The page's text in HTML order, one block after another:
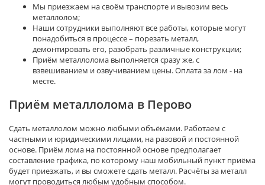
Мы приезжаем на своём транспорте и вывозим весь
металлолом;
Наши сотрудники выполняют все работы, которые могут
понадобиться в процессе – порезать металл,
демонтировать его, разобрать различные конструкции;
Приём металлолома выполняется сразу же, с
взвешиванием и озвучиванием цены. Оплата за лом - на
месте.
Приём металлолома в Перово
Сдать металлолом можно любыми объёмами. Работаем с
частными и юридическими лицами, на разовой и постоянной
основе. Приём лома на постоянной основе предполагает
составление графика, по которому наш мобильный пункт приёма
будет приезжать, и вы сможете сдать металл. Расчёты за металл
могут проводиться любым удобным способом.